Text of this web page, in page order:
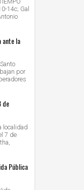
14c; Gal
ante la
por
de
localidad
7 de
Pública